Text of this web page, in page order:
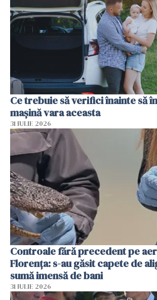
Ce trebuie să verifici înainte să
mașină vara aceasta
31 IULIE 2026
Controale fără precedent pe
Florența: s-au găsit capete de
sumă imensă de bani
31 IULIE 2026